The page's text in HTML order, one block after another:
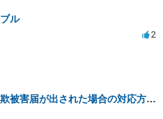
ル
2
前払い金返金の遅延で詐欺被害届が出された場合の対応方法は？